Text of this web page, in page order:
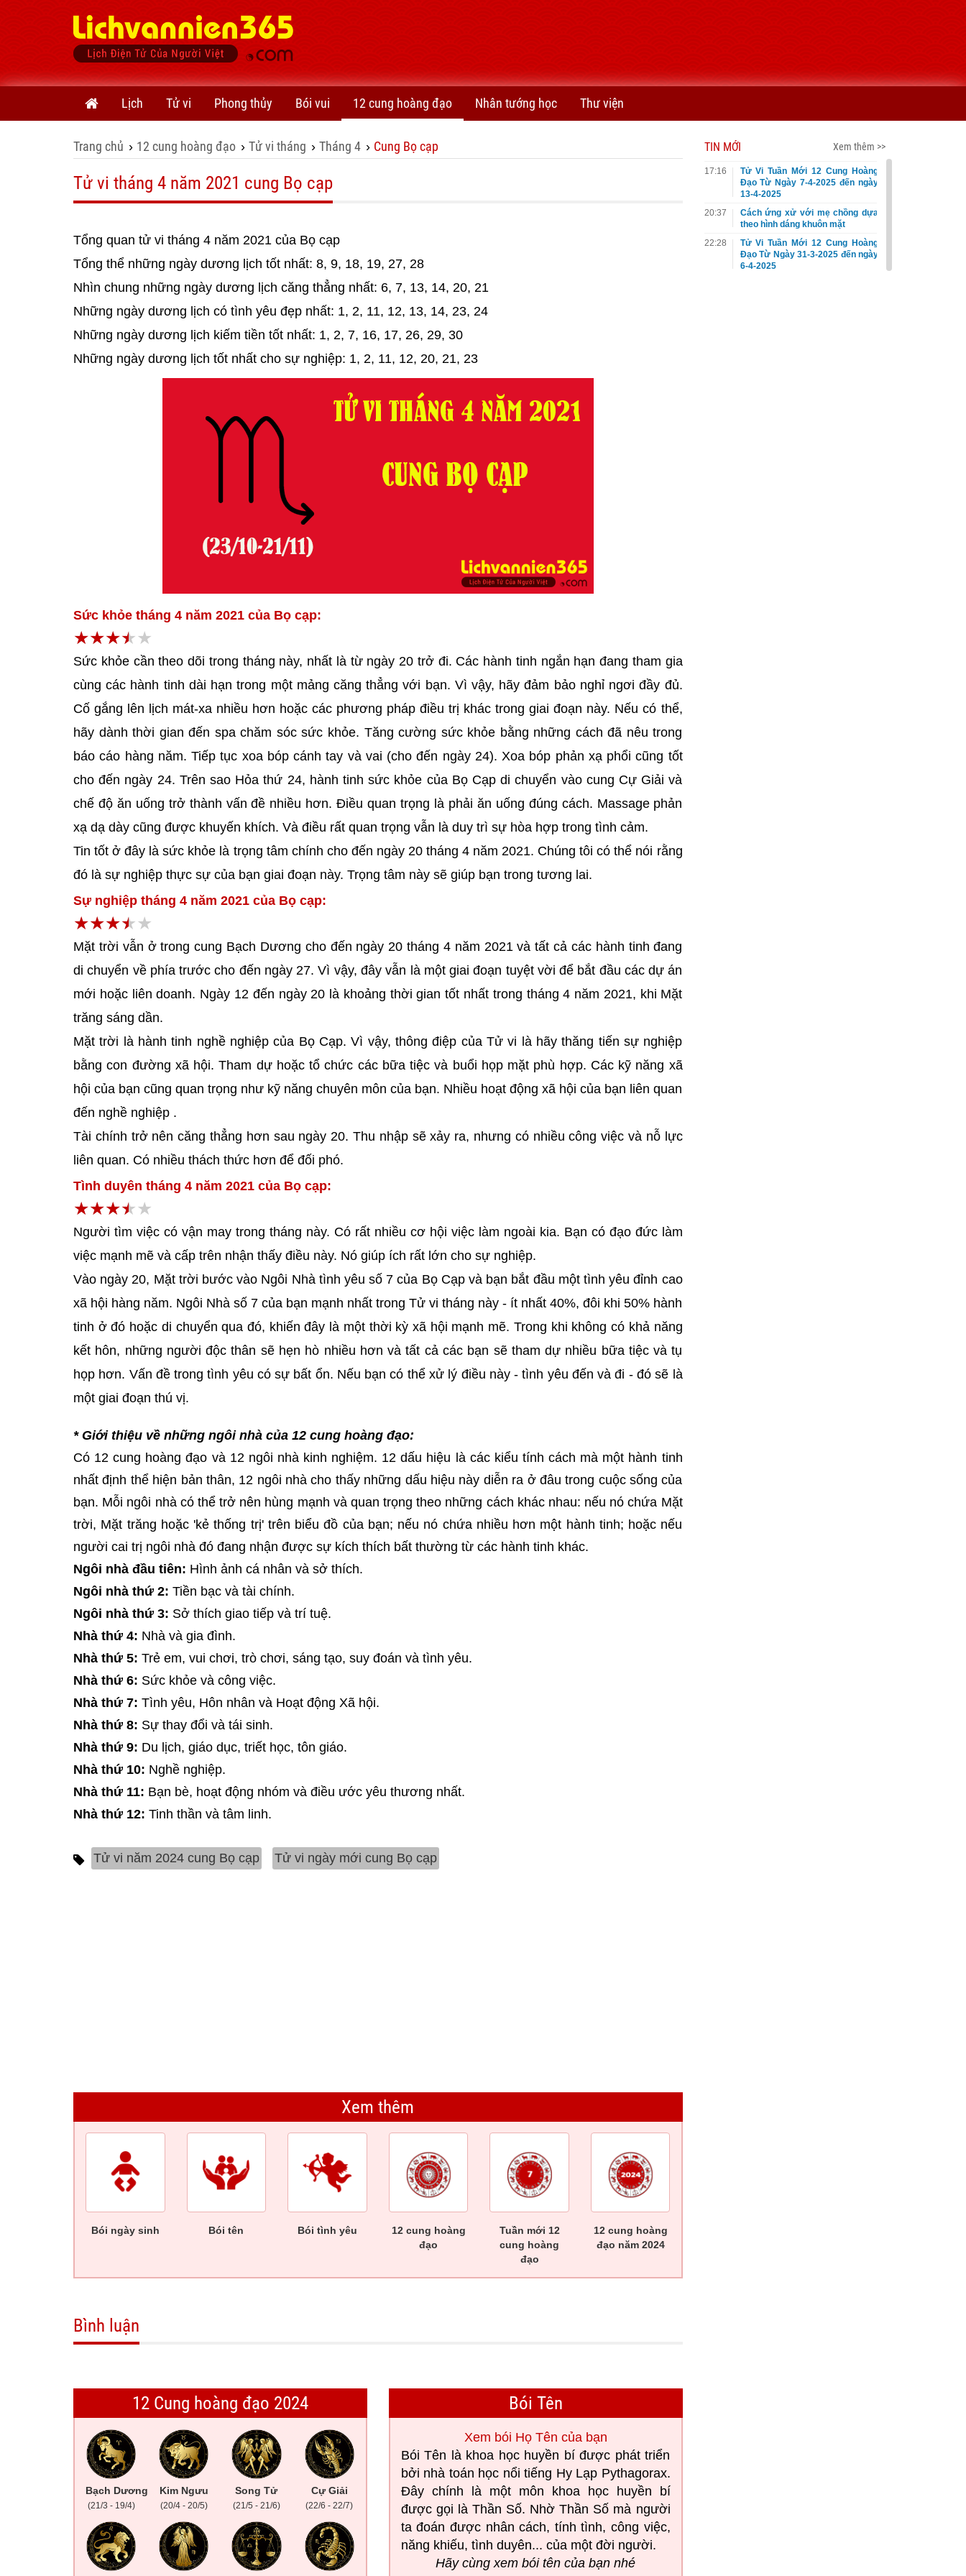
Lịch Tử vi Phong thủy Bói vui 12 cung hoàng đạo Nhân tướng học Thư viện
Trang chủ › 12 cung hoàng đạo › Tử vi tháng › Tháng 4 › Cung Bọ cạp
Tử vi tháng 4 năm 2021 cung Bọ cạp
Tổng quan tử vi tháng 4 năm 2021 của Bọ cạp
Tổng thể những ngày dương lịch tốt nhất: 8, 9, 18, 19, 27, 28
Nhìn chung những ngày dương lịch căng thẳng nhất: 6, 7, 13, 14, 20, 21
Những ngày dương lịch có tình yêu đẹp nhất: 1, 2, 11, 12, 13, 14, 23, 24
Những ngày dương lịch kiếm tiền tốt nhất: 1, 2, 7, 16, 17, 26, 29, 30
Những ngày dương lịch tốt nhất cho sự nghiệp: 1, 2, 11, 12, 20, 21, 23
Sức khỏe tháng 4 năm 2021 của Bọ cạp:
Sức khỏe cần theo dõi trong tháng này, nhất là từ ngày 20 trở đi. Các hành tinh ngắn hạn đang tham gia
cùng các hành tinh dài hạn trong một mảng căng thẳng với bạn. Vì vậy, hãy đảm bảo nghỉ ngơi đầy đủ.
Cố gắng lên lịch mát-xa nhiều hơn hoặc các phương pháp điều trị khác trong giai đoạn này. Nếu có thể,
hãy dành thời gian đến spa chăm sóc sức khỏe. Tăng cường sức khỏe bằng những cách đã nêu trong
báo cáo hàng năm. Tiếp tục xoa bóp cánh tay và vai (cho đến ngày 24). Xoa bóp phản xạ phổi cũng tốt
cho đến ngày 24. Trên sao Hỏa thứ 24, hành tinh sức khỏe của Bọ Cạp di chuyển vào cung Cự Giải và
chế độ ăn uống trở thành vấn đề nhiều hơn. Điều quan trọng là phải ăn uống đúng cách. Massage phản
xạ dạ dày cũng được khuyến khích. Và điều rất quan trọng vẫn là duy trì sự hòa hợp trong tình cảm.
Tin tốt ở đây là sức khỏe là trọng tâm chính cho đến ngày 20 tháng 4 năm 2021. Chúng tôi có thể nói rằng
đó là sự nghiệp thực sự của bạn giai đoạn này. Trọng tâm này sẽ giúp bạn trong tương lai.
Sự nghiệp tháng 4 năm 2021 của Bọ cạp:
Mặt trời vẫn ở trong cung Bạch Dương cho đến ngày 20 tháng 4 năm 2021 và tất cả các hành tinh đang
di chuyển về phía trước cho đến ngày 27. Vì vậy, đây vẫn là một giai đoạn tuyệt vời để bắt đầu các dự án
mới hoặc liên doanh. Ngày 12 đến ngày 20 là khoảng thời gian tốt nhất trong tháng 4 năm 2021, khi Mặt
trăng sáng dần.
Mặt trời là hành tinh nghề nghiệp của Bọ Cạp. Vì vậy, thông điệp của Tử vi là hãy thăng tiến sự nghiệp
bằng con đường xã hội. Tham dự hoặc tổ chức các bữa tiệc và buổi họp mặt phù hợp. Các kỹ năng xã
hội của bạn cũng quan trọng như kỹ năng chuyên môn của bạn. Nhiều hoạt động xã hội của bạn liên quan
đến nghề nghiệp .
Tài chính trở nên căng thẳng hơn sau ngày 20. Thu nhập sẽ xảy ra, nhưng có nhiều công việc và nỗ lực
liên quan. Có nhiều thách thức hơn để đối phó.
Tình duyên tháng 4 năm 2021 của Bọ cạp:
Người tìm việc có vận may trong tháng này. Có rất nhiều cơ hội việc làm ngoài kia. Bạn có đạo đức làm
việc mạnh mẽ và cấp trên nhận thấy điều này. Nó giúp ích rất lớn cho sự nghiệp.
Vào ngày 20, Mặt trời bước vào Ngôi Nhà tình yêu số 7 của Bọ Cạp và bạn bắt đầu một tình yêu đỉnh cao
xã hội hàng năm. Ngôi Nhà số 7 của bạn mạnh nhất trong Tử vi tháng này - ít nhất 40%, đôi khi 50% hành
tinh ở đó hoặc di chuyển qua đó, khiến đây là một thời kỳ xã hội mạnh mẽ. Trong khi không có khả năng
kết hôn, những người độc thân sẽ hẹn hò nhiều hơn và tất cả các bạn sẽ tham dự nhiều bữa tiệc và tụ
họp hơn. Vấn đề trong tình yêu có sự bất ổn. Nếu bạn có thể xử lý điều này - tình yêu đến và đi - đó sẽ là
một giai đoạn thú vị.
* Giới thiệu về những ngôi nhà của 12 cung hoàng đạo:
Có 12 cung hoàng đạo và 12 ngôi nhà kinh nghiệm. 12 dấu hiệu là các kiểu tính cách mà một hành tinh
nhất định thể hiện bản thân, 12 ngôi nhà cho thấy những dấu hiệu này diễn ra ở đâu trong cuộc sống của
bạn. Mỗi ngôi nhà có thể trở nên hùng mạnh và quan trọng theo những cách khác nhau: nếu nó chứa Mặt
trời, Mặt trăng hoặc 'kẻ thống trị' trên biểu đồ của bạn; nếu nó chứa nhiều hơn một hành tinh; hoặc nếu
người cai trị ngôi nhà đó đang nhận được sự kích thích bất thường từ các hành tinh khác.
Ngôi nhà đầu tiên: Hình ảnh cá nhân và sở thích.
Ngôi nhà thứ 2: Tiền bạc và tài chính.
Ngôi nhà thứ 3: Sở thích giao tiếp và trí tuệ.
Nhà thứ 4: Nhà và gia đình.
Nhà thứ 5: Trẻ em, vui chơi, trò chơi, sáng tạo, suy đoán và tình yêu.
Nhà thứ 6: Sức khỏe và công việc.
Nhà thứ 7: Tình yêu, Hôn nhân và Hoạt động Xã hội.
Nhà thứ 8: Sự thay đổi và tái sinh.
Nhà thứ 9: Du lịch, giáo dục, triết học, tôn giáo.
Nhà thứ 10: Nghề nghiệp.
Nhà thứ 11: Bạn bè, hoạt động nhóm và điều ước yêu thương nhất.
Nhà thứ 12: Tinh thần và tâm linh.
Tử vi năm 2024 cung Bọ cạp Tử vi ngày mới cung Bọ cạp
Xem thêm
Bói ngày sinh Bói tên Bói tình yêu
12 cung hoàng
đạo
Tuần mới 12
cung hoàng
đạo
12 cung hoàng
đạo năm 2024
Bình luận
12 Cung hoàng đạo 2024
Bạch Dương
(21/3 - 19/4)
Kim Ngưu
(20/4 - 20/5)
Song Tử
(21/5 - 21/6)
Cự Giải
(22/6 - 22/7)
Bói Tên
Xem bói Họ Tên của bạn
Bói Tên là khoa học huyền bí được phát triển
bởi nhà toán học nổi tiếng Hy Lạp Pythagorax.
Đây chính là một môn khoa học huyền bí
được gọi là Thần Số. Nhờ Thần Số mà người
ta đoán được nhân cách, tính tình, công việc,
năng khiếu, tình duyên... của một đời người.
Hãy cùng xem bói tên của bạn nhé
TIN MỚI Xem thêm >>
17:16
Tử Vi Tuần Mới 12 Cung Hoàng
Đạo Từ Ngày 7-4-2025 đến ngày
13-4-2025
20:37
Cách ứng xử với mẹ chồng dựa
theo hình dáng khuôn mặt
22:28
Tử Vi Tuần Mới 12 Cung Hoàng
Đạo Từ Ngày 31-3-2025 đến ngày
6-4-2025